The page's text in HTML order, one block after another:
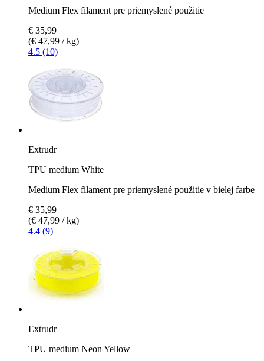
Medium Flex filament pre priemyslené použitie
€ 35,99
(€ 47,99 / kg)
4.5 (10)
Extrudr
TPU medium White
Medium Flex filament pre priemyslené použitie v bielej farbe
€ 35,99
(€ 47,99 / kg)
4.4 (9)
Extrudr
TPU medium Neon Yellow